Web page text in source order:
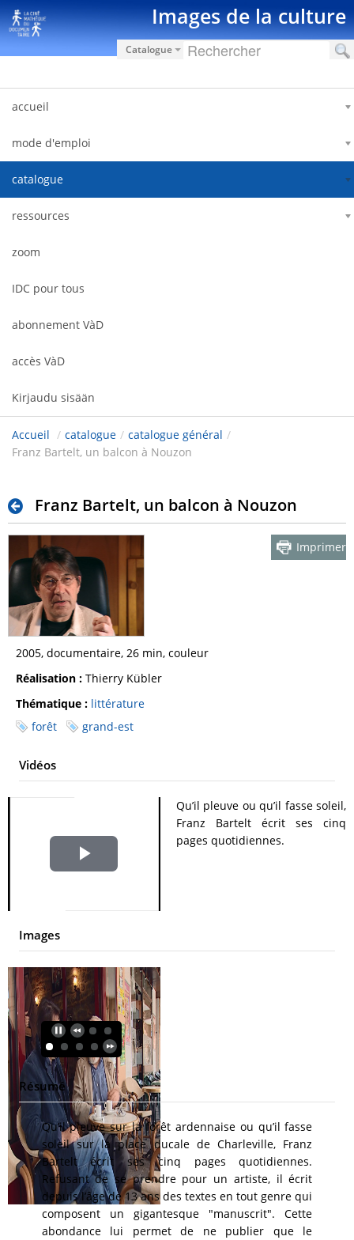
Hyppää sisältöön Images de la culture
Catalogue
accueil
mode d'emploi
catalogue
ressources
zoom
IDC pour tous
abonnement VàD
accès VàD
Kirjaudu sisään
Accueil / catalogue / catalogue général /
Franz Bartelt, un balcon à Nouzon
Franz Bartelt, un balcon à Nouzon
Imprimer
2005, documentaire, 26 min, couleur
Réalisation : Thierry Kübler
Thématique : littérature
forêt
grand-est
Vidéos
Play
Qu’il pleuve ou qu’il fasse soleil,
Franz Bartelt écrit ses cinq
pages quotidiennes.
Images
Résumé
Qu’il pleuve sur la forêt ardennaise ou qu’il fasse
soleil sur la place ducale de Charleville, Franz
Bartelt écrit ses cinq pages quotidiennes.
Refusant de se prendre pour un artiste, il écrit
depuis l’âge de 13 ans des textes en tout genre qui
composent un gigantesque "manuscrit". Cette
abondance lui permet de ne publier que le